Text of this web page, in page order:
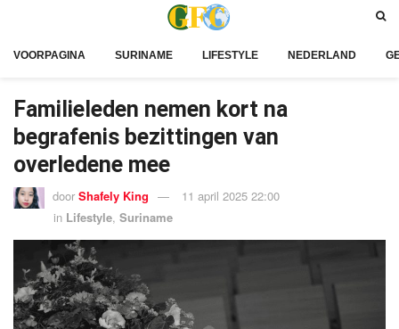
VOORPAGINA SURINAME LIFESTYLE NEDERLAND
Familieleden nemen kort na
begrafenis bezittingen van
overledene mee
door Shafely King
11 april 2025 22:00
in Lifestyle, Suriname